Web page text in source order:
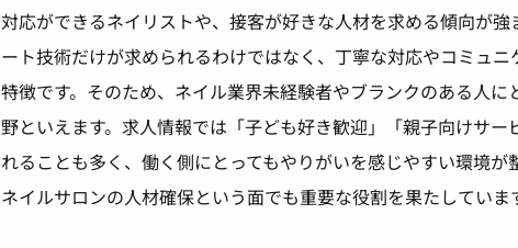
対応ができるネイリストや、接客が好きな人材を求める傾向が強
ート技術だけが求められるわけではなく、丁寧な対応やコミュ
特徴です。そのため、ネイル業界未経験者やブランクのある人
野といえます。求人情報では「子ども好き歓迎」「親子向けサ
れることも多く、働く側にとってもやりがいを感じやすい環境が
ネイルサロンの人材確保という面でも重要な役割を果たしていま